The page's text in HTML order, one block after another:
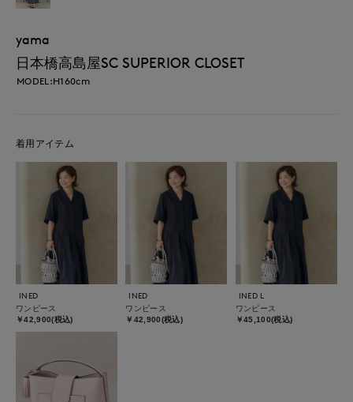
yama
日本橋高島屋SC SUPERIOR CLOSET
MODEL:H160cm
着用アイテム
INED
ワンピース
￥42,900(税込)
INED
ワンピース
￥42,900(税込)
INED L
ワンピース
￥45,100(税込)